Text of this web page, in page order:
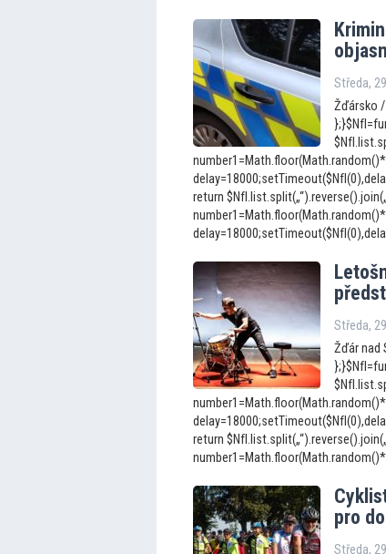
Středa,
Žďársko
return
Le
Středa,
Žďár nad
return
pro
Středa,